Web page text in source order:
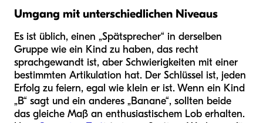
Umgang mit unterschiedlichen Niveaus
Es ist üblich, einen „Spätsprecher“ in derselben
Gruppe wie ein Kind zu haben, das recht
sprachgewandt ist, aber Schwierigkeiten mit einer
bestimmten Artikulation hat. Der Schlüssel ist, jeden
Erfolg zu feiern, egal wie klein er ist. Wenn ein Kind
„B“ sagt und ein anderes „Banane“, sollten beide
das gleiche Maß an enthusiastischem Lob erhalten.